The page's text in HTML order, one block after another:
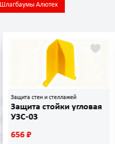
Шлагбаумы Алютех
Отбойники
Отбойник П-образный
ОП-76 П-3000
9 900 ₽